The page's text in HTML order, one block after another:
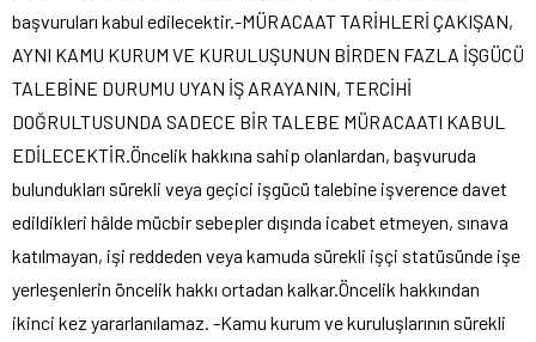
başvuruları kabul edilecektir.-MÜRACAAT TARİHLERİ ÇAKIŞAN,
AYNI KAMU KURUM VE KURULUŞUNUN BİRDEN FAZLA İŞGÜCÜ
TALEBİNE DURUMU UYAN İŞ ARAYANIN, TERCİHİ
DOĞRULTUSUNDA SADECE BİR TALEBE MÜRACAATI KABUL
EDİLECEKTİR.Öncelik hakkına sahip olanlardan, başvuruda
bulundukları sürekli veya geçici işgücü talebine işverence davet
edildikleri hâlde mücbir sebepler dışında icabet etmeyen, sınava
katılmayan, işi reddeden veya kamuda sürekli işçi statüsünde işe
yerleşenlerin öncelik hakkı ortadan kalkar.Öncelik hakkından
ikinci kez yararlanılamaz. -Kamu kurum ve kuruluşlarının sürekli